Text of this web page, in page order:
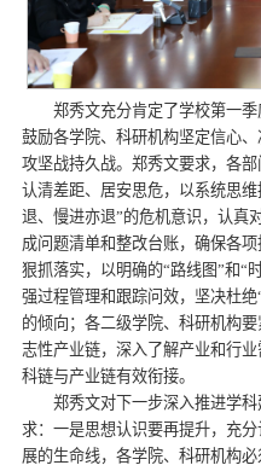
郑秀文充分肯定了学校第一
鼓励各学院、科研机构坚定信心
攻坚战持久战。郑秀文要求，各
认清差距、居安思危，以系统思
退、慢进亦退”的危机意识，认真
成问题清单和整改台账，确保各
狠抓落实，以明确的“路线图”和“
强过程管理和跟踪问效，坚决杜
的倾向；各二级学院、科研机构
志性产业链，深入了解产业和行
科链与产业链有效衔接。
郑秀文对下一步深入推进学
求：一是思想认识要再提升，充
展的生命线，各学院、科研机构